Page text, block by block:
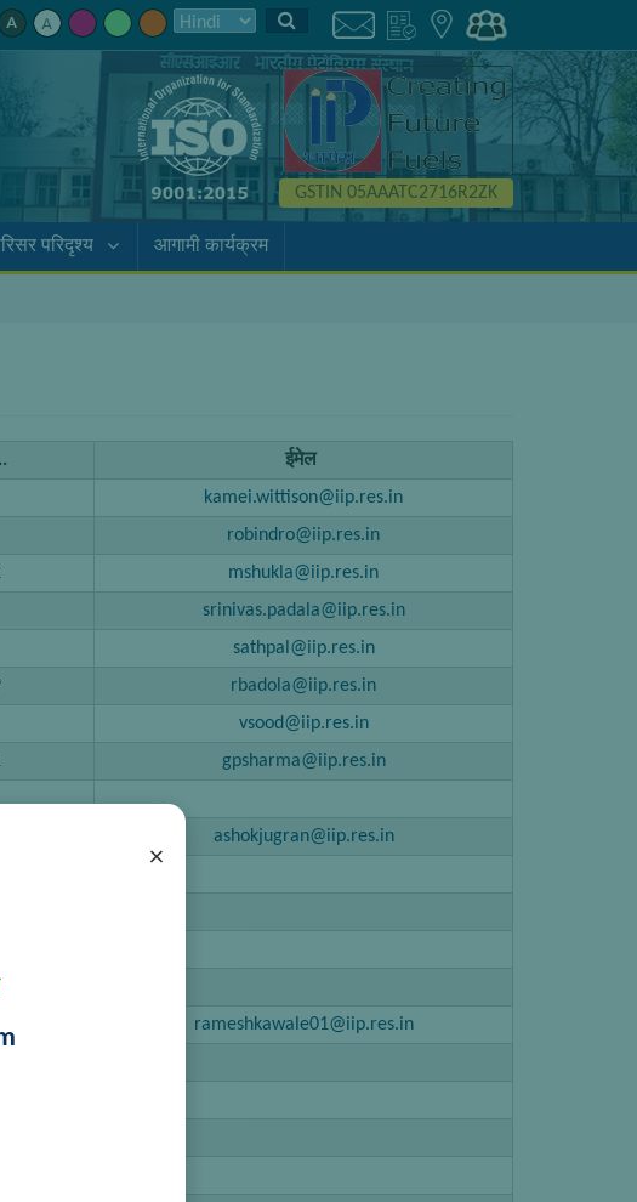
×
GSTIN 05AAATC2716R2ZK
परिदृश्य आगामी कार्यक्रम
ईमेल
kamei.wittison@iip.res.in
robindro@iip.res.in
mshukla@iip.res.in
srinivas.padala@iip.res.in
sathpal@iip.res.in
rbadola@iip.res.in
vsood@iip.res.in
gpsharma@iip.res.in
ashokjugran@iip.res.in
rameshkawale01@iip.res.in